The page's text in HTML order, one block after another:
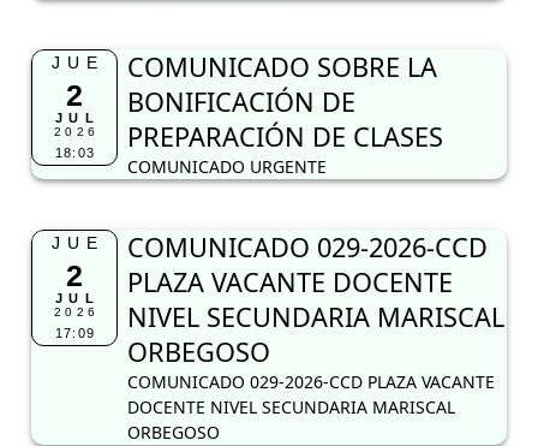
JUE
2
JUL
2026
18:03
COMUNICADO SOBRE LA
BONIFICACIÓN DE
PREPARACIÓN DE CLASES
COMUNICADO URGENTE
JUE
2
JUL
2026
17:09
COMUNICADO 029-2026-CCD
PLAZA VACANTE DOCENTE
NIVEL SECUNDARIA MARISCAL
ORBEGOSO
COMUNICADO 029-2026-CCD PLAZA VACANTE
DOCENTE NIVEL SECUNDARIA MARISCAL
ORBEGOSO